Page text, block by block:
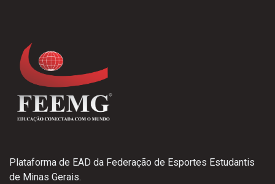
Plataforma de EAD da Federação de Esportes Estudantis
de Minas Gerais.